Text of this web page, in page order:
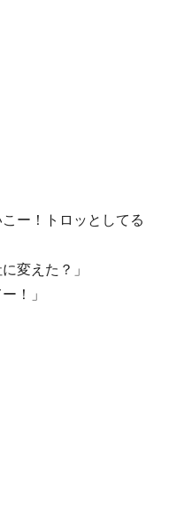
ー！トロッとしてる
変えた？」
！」